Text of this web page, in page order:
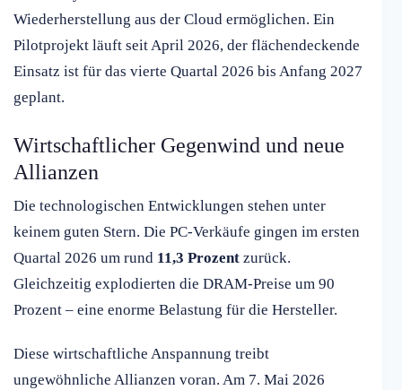
Wiederherstellung aus der Cloud ermöglichen. Ein
Pilotprojekt läuft seit April 2026, der flächendeckende
Einsatz ist für das vierte Quartal 2026 bis Anfang 2027
geplant.
Wirtschaftlicher Gegenwind und neue
Allianzen
Die technologischen Entwicklungen stehen unter
keinem guten Stern. Die PC-Verkäufe gingen im ersten
Quartal 2026 um rund 11,3 Prozent zurück.
Gleichzeitig explodierten die DRAM-Preise um 90
Prozent – eine enorme Belastung für die Hersteller.
Diese wirtschaftliche Anspannung treibt
ungewöhnliche Allianzen voran. Am 7. Mai 2026